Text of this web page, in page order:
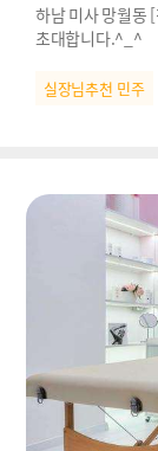
하남 미사 망월동
초대합니다.^_^
실장님추천 민주